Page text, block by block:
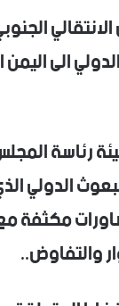
الى اليمن
رئاسة
الدولي
مكثفة
والتفاوض..